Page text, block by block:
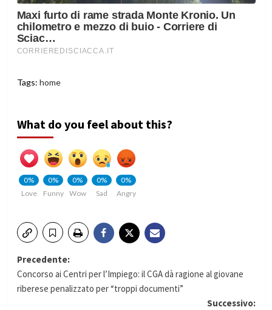
Tags: home
What do you feel about this?
0%
Love
0%
Funny
0%
Wow
0%
Sad
0%
Angry
Navigazione
articolo
Precedente:
Concorso ai Centri per l’Impiego: il CGA dà ragione al giovane
riberese penalizzato per “troppi documenti”
Successivo: